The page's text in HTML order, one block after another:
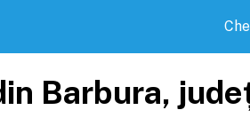
Barbura,